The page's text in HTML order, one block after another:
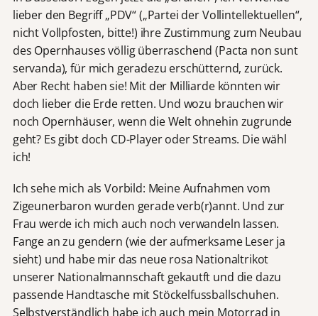
lieber den Begriff „PDV“ („Partei der Vollintellektuellen“,
nicht Vollpfosten, bitte!) ihre Zustimmung zum Neubau
des Opernhauses völlig überraschend (Pacta non sunt
servanda), für mich geradezu erschütternd, zurück.
Aber Recht haben sie! Mit der Milliarde könnten wir
doch lieber die Erde retten. Und wozu brauchen wir
noch Opernhäuser, wenn die Welt ohnehin zugrunde
geht? Es gibt doch CD-Player oder Streams. Die wähl
ich!
Ich sehe mich als Vorbild: Meine Aufnahmen vom
Zigeunerbaron wurden gerade verb(r)annt. Und zur
Frau werde ich mich auch noch verwandeln lassen.
Fange an zu gendern (wie der aufmerksame Leser ja
sieht) und habe mir das neue rosa Nationaltrikot
unserer Nationalmannschaft gekautft und die dazu
passende Handtasche mit Stöckelfussballschuhen.
Selbstverständlich habe ich auch mein Motorrad in